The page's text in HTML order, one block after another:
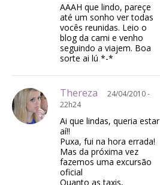
AAAH que lindo, pareçe
até um sonho ver todas
vocês reunidas. Leio o
blog da cami e venho
seguindo a viajem. Boa
sorte ai lú *-*
Thereza
24/04/2010 -
22h24
Ai que lindas, queria estar
aí!!
Puxa, fui na hora errada!
Mas da próxima vez
fazemos uma excursão
oficial
Quanto as taxis,